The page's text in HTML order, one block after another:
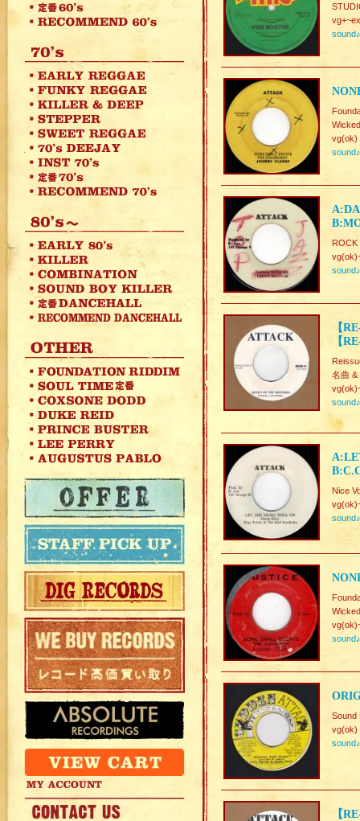
sound♪
vg(ok)
sound♪
ROCK
sound♪
【
【
名曲 &
sound♪
Nice
sound♪
sound♪
Sound
vg(ok)
sound♪
【